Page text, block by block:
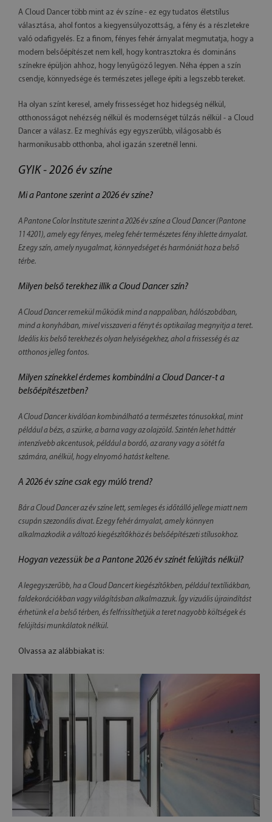
A Cloud Dancer több mint az év színe - ez egy tudatos életstílus
választása, ahol fontos a kiegyensúlyozottság, a fény és a részletekre
való odafigyelés. Ez a finom, fényes fehér árnyalat megmutatja, hogy a
modern belsőépítészet nem kell, hogy kontrasztokra és domináns
színekre épüljön ahhoz, hogy lenyűgöző legyen. Néha éppen a szín
csendje, könnyedsége és természetes jellege építi a legszebb tereket.
Ha olyan színt keresel, amely frissességet hoz hidegség nélkül,
otthonosságot nehézség nélkül és modernséget túlzás nélkül - a Cloud
Dancer a válasz. Ez meghívás egy egyszerűbb, világosabb és
harmonikusabb otthonba, ahol igazán szeretnél lenni.
GYIK - 2026 év színe
Mi a Pantone szerint a 2026 év színe?
A Pantone Color Institute szerint a 2026 év színe a Cloud Dancer (Pantone
11 4201), amely egy fényes, meleg fehér természetes fény ihlette árnyalat.
Ez egy szín, amely nyugalmat, könnyedséget és harmóniát hoz a belső
térbe.
Milyen belső terekhez illik a Cloud Dancer szín?
A Cloud Dancer remekül működik mind a nappaliban, hálószobában,
mind a konyhában, mivel visszaveri a fényt és optikailag megnyitja a teret.
Ideális kis belső terekhez és olyan helyiségekhez, ahol a frissesség és az
otthonos jelleg fontos.
Milyen színekkel érdemes kombinálni a Cloud Dancer-t a
belsőépítészetben?
A Cloud Dancer kiválóan kombinálható a természetes tónusokkal, mint
például a bézs, a szürke, a barna vagy az olajzöld. Szintén lehet háttér
intenzívebb akcentusok, például a bordó, az arany vagy a sötét fa
számára, anélkül, hogy elnyomó hatást keltene.
A 2026 év színe csak egy múló trend?
Bár a Cloud Dancer az év színe lett, semleges és időtálló jellege miatt nem
csupán szezonális divat. Ez egy fehér árnyalat, amely könnyen
alkalmazkodik a változó kiegészítőkhöz és belsőépítészeti stílusokhoz.
Hogyan vezessük be a Pantone 2026 év színét felújítás nélkül?
A legegyszerűbb, ha a Cloud Dancert kiegészítőkben, például textíliákban,
faldekorációkban vagy világításban alkalmazzuk. Így vizuális újraindítást
érhetünk el a belső térben, és felfrissíthetjük a teret nagyobb költségek és
felújítási munkálatok nélkül.
Olvassa az alábbiakat is: